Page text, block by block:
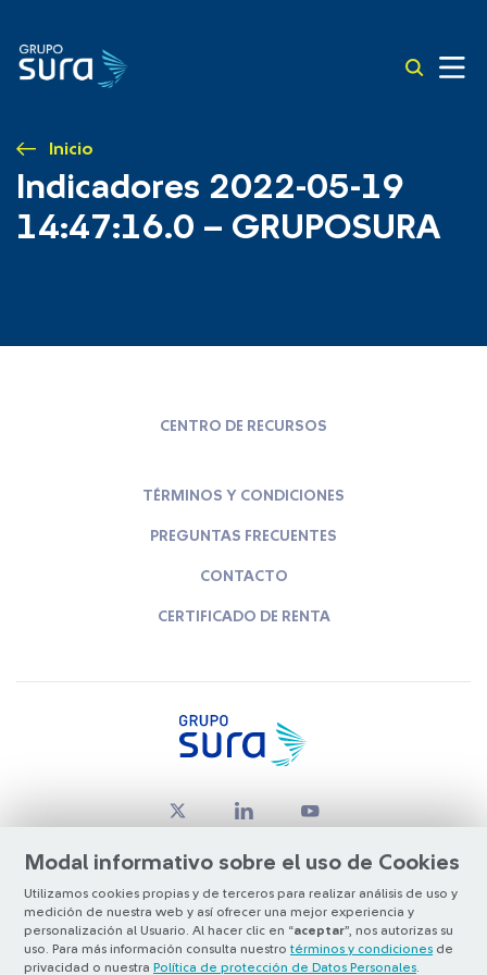
Inicio
Indicadores 2022-05-19
14:47:16.0 – GRUPOSURA
Modal informativo sobre el uso de Cookies
Utilizamos cookies propias y de terceros para realizar análisis de uso y
medición de nuestra web y así ofrecer una mejor experiencia y
personalización al Usuario. Al hacer clic en “aceptar”, nos autorizas su
uso. Para más información consulta nuestro términos y condiciones de
privacidad o nuestra Política de protección de Datos Personales
CENTRO DE RECURSOS
TÉRMINOS Y CONDICIONES
PREGUNTAS FRECUENTES
CONTACTO
CERTIFICADO DE RENTA
© Copyright Grupo SURA 2026